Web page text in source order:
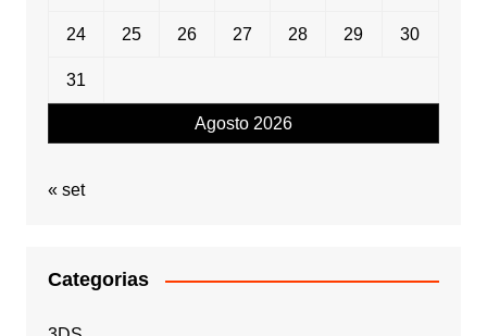
Agosto 2026
24 25 26 27 28 29 30
31
« set
Categorias